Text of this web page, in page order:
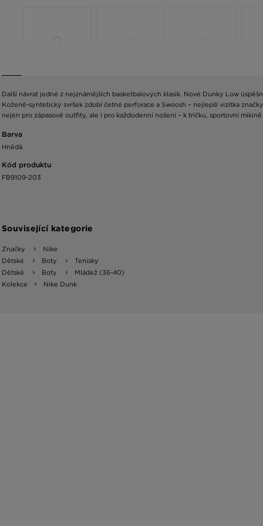
Další návrat jedné z nejznámějších basketbalových klasik. Nové Dunky Low
Koženě-syntetický svršek zdobí četné perforace a Swoosh – nejlepší vizitka
nejen pro zápasové outfity, ale i pro každodenní nošení – k tričku, sportovní
Barva
Hnědá
Kód produktu
FB9109-203
Související kategorie
Značky
Nike
Dětské
Boty
Tenisky
Dětské
Boty
Mládež (36-40)
Kolekce
Nike Dunk